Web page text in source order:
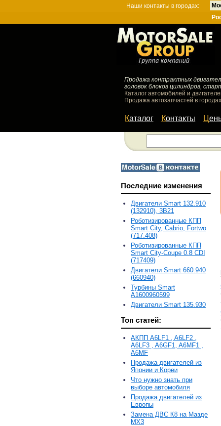
Наши контакты в городах:
Продажа контрактных
головок блоков цилиндров,
Каталог автомобилей и
Продажа автозапчастей в
Каталог Контакты
Последние изменения
Двигатели Smart 132.910
(132910), 3B21
Роботизированные КПП
Smart City, Cabrio, Fortwo
(717.408)
Роботизированные КПП
Smart City-Coupe 0.8 CDI
(717409)
Двигатели Smart 660.940
(660940)
Турбины Smart
A1600960599
Двигатели Smart 135.930
Топ статей:
АКПП A6LF1 , A6LF2 ,
A6LF3 , A6GF1, A6MF1 ,
A6MF
Продажа двигателей из
Японии и Кореи
Что нужно знать при
выборе автомобиля
Продажа двигателей из
Европы
Замена ДВС К8 на Мазде
MX3